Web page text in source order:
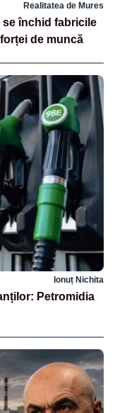
Realitatea de Mures
se închid fabricile
de muncă
Ionuț Nichita
Petromidia